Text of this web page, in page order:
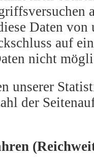
Daten
auf
nicht
unserer
der